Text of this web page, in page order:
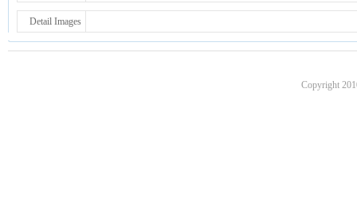
Detail Images
Copyright